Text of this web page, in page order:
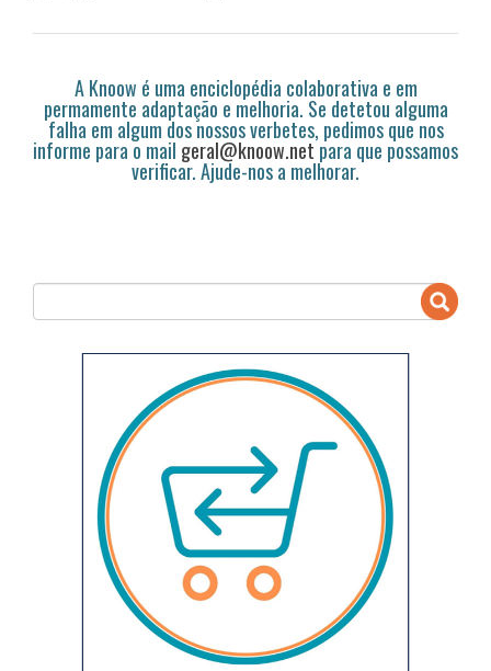
A Knoow é uma enciclopédia colaborativa e em
permamente adaptação e melhoria. Se detetou alguma
falha em algum dos nossos verbetes, pedimos que nos
informe para o mail geral@knoow.netpara que possamos
verificar. Ajude-nos a melhorar.